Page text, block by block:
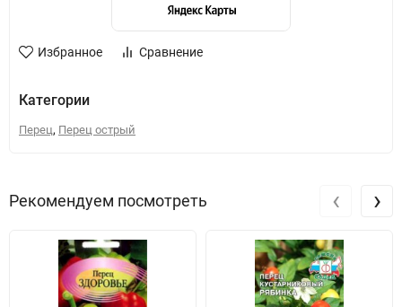
Избранное Сравнение
Категории
Перец, Перец острый
Рекомендуем посмотреть ‹ ›